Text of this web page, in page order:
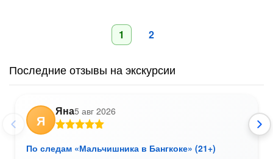
1 2
Последние отзывы на экскурсии
Я
Яна5 авг 2026
По следам «Мальчишника в Бангкоке» (21+)